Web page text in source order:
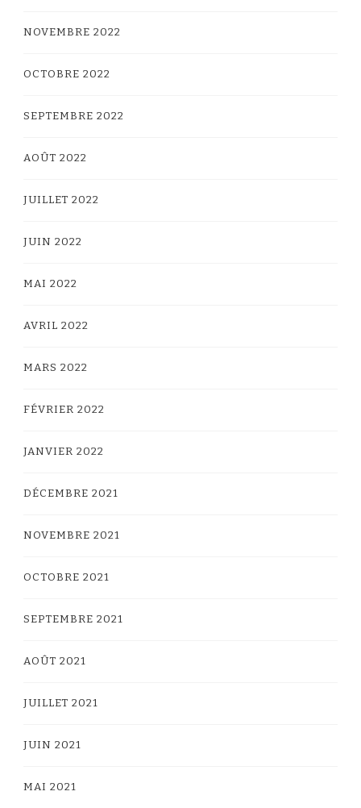
NOVEMBRE 2022
OCTOBRE 2022
SEPTEMBRE 2022
AOÛT 2022
JUILLET 2022
JUIN 2022
MAI 2022
AVRIL 2022
MARS 2022
FÉVRIER 2022
JANVIER 2022
DÉCEMBRE 2021
NOVEMBRE 2021
OCTOBRE 2021
SEPTEMBRE 2021
AOÛT 2021
JUILLET 2021
JUIN 2021
MAI 2021